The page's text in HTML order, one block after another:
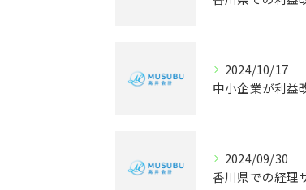
2024/10/17
2024/09/30